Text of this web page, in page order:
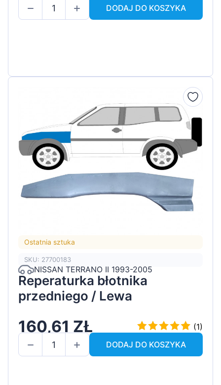
DODAJ DO KOSZYKA
Ostatnia sztuka
SKU: 27700183
NISSAN TERRANO II 1993-2005
Reperaturka błotnika
przedniego / Lewa
160,61 ZŁ
(1)
DODAJ DO KOSZYKA